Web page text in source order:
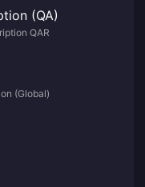
(QA)
QAR
(Global)